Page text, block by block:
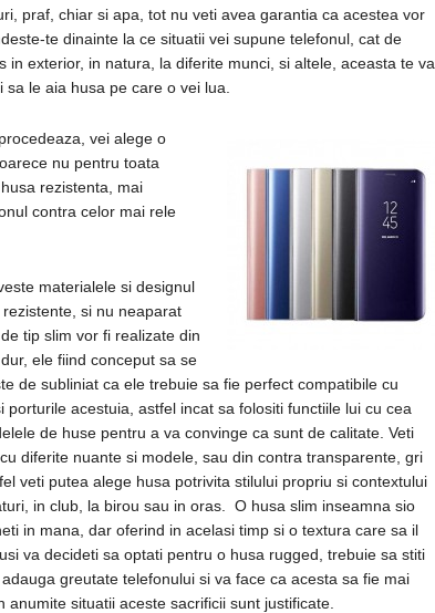
praf, chiar si apa, tot nu veti avea garantia ca acestea vor
te dinainte la ce situatii vei supune telefonul, cat de
in exterior, in natura, la diferite munci, si altele, aceasta te va
le aia husa pe care o vei lua.
vei alege o
nu pentru toata
rezistenta, mai
contra celor mai rele
materialele si designul
si nu neaparat
tip slim vor fi realizate din
ele fiind conceput sa se
de subliniat ca ele trebuie sa fie perfect compatibile cu
acestuia, astfel incat sa folositi functiile lui cu cea
de huse pentru a va convinge ca sunt de calitate. Veti
diferite nuante si modele, sau din contra transparente, gri
veti putea alege husa potrivita stilului propriu si contextului
in club, la birou sau in oras. O husa slim inseamna sio
in mana, dar oferind in acelasi timp si o textura care sa il
va decideti sa optati pentru o husa rugged, trebuie sa stiti
greutate telefonului si va face ca acesta sa fie mai
situatii aceste sacrificii sunt justificate.